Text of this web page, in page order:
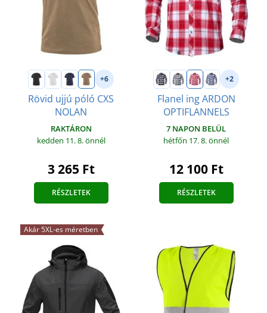
+6
Rövid ujjú póló CXS
NOLAN
RAKTÁRON
kedden 11. 8.önnél
3 265 Ft
RÉSZLETEK
+2
Flanel ing ARDON
OPTIFLANNELS
7 NAPON BELÜL
hétfőn 17. 8.önnél
12 100 Ft
RÉSZLETEK
Akár 5XL-es méretben